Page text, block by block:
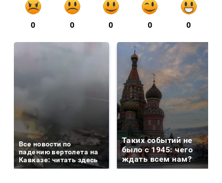
0 0 0 0 0
Все новости по
падению вертолета на
Кавказе: читать здесь
Таких событий не
было с 1945: чего
ждать всем нам?